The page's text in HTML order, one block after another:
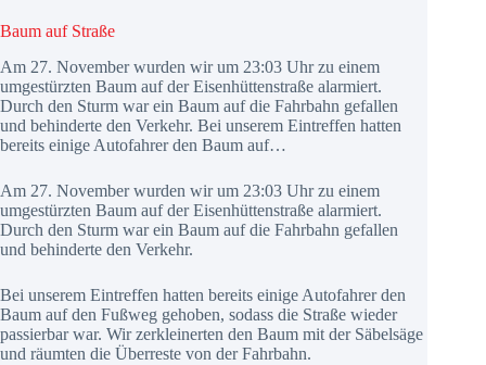
Baum auf Straße
Am 27. November wurden wir um 23:03 Uhr zu einem
umgestürzten Baum auf der Eisenhüttenstraße alarmiert.
Durch den Sturm war ein Baum auf die Fahrbahn gefallen
und behinderte den Verkehr. Bei unserem Eintreffen hatten
bereits einige Autofahrer den Baum auf…
Am 27. November wurden wir um 23:03 Uhr zu einem
umgestürzten Baum auf der Eisenhüttenstraße alarmiert.
Durch den Sturm war ein Baum auf die Fahrbahn gefallen
und behinderte den Verkehr.
Bei unserem Eintreffen hatten bereits einige Autofahrer den
Baum auf den Fußweg gehoben, sodass die Straße wieder
passierbar war. Wir zerkleinerten den Baum mit der Säbelsäge
und räumten die Überreste von der Fahrbahn.